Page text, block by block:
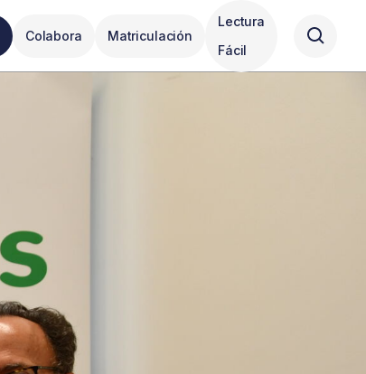
Colabora Matriculación
Lectura
Fácil